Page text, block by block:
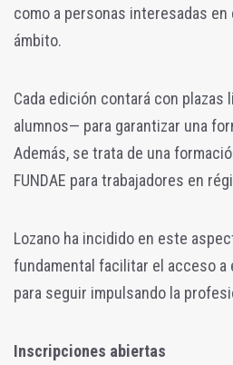
como a personas interesadas
ámbito.
Cada edición contará con
alumnos— para garantizar una
Además, se trata de una
FUNDAE para trabajadores en
Lozano ha incidido en este
fundamental facilitar el acceso
para seguir impulsando la
Inscripciones abiertas